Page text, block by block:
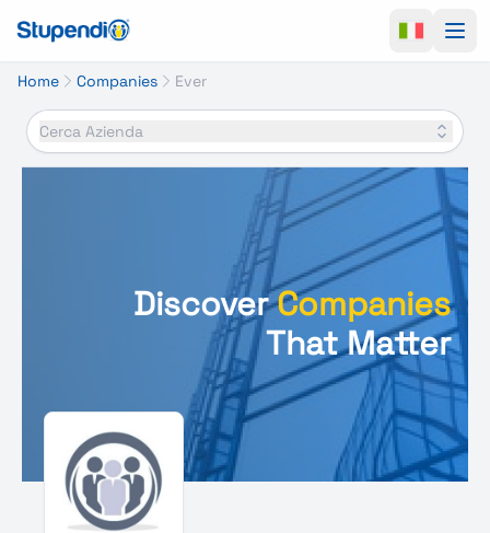
Home Companies Ever
Cerca Azienda
DiscoverCompanies
That Matter